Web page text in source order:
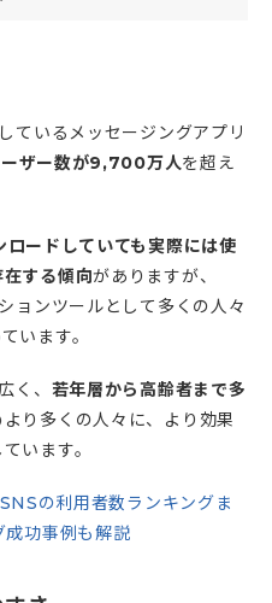
ているメッセージングアプリ
ーザー数が9,700万人を超え
ロードしていても実際には使
する傾向がありますが、
ョンツールとして多くの人々
います。
く、 若年層から高齢者まで多
り多くの人々に、より効果
います。
の利用者数ランキングま
成功事例も解説